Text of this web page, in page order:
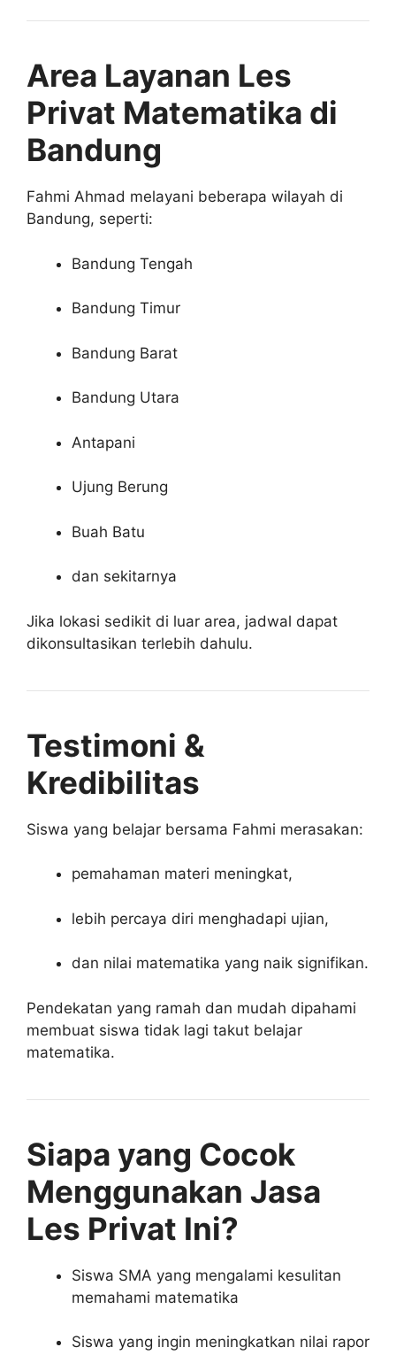
Area Layanan Les
Privat Matematika di
Bandung
Fahmi Ahmad melayani beberapa wilayah di
Bandung, seperti:
Bandung Tengah
Bandung Timur
Bandung Barat
Bandung Utara
Antapani
Ujung Berung
Buah Batu
dan sekitarnya
Jika lokasi sedikit di luar area, jadwal dapat
dikonsultasikan terlebih dahulu.
Testimoni &
Kredibilitas
Siswa yang belajar bersama Fahmi merasakan:
pemahaman materi meningkat,
lebih percaya diri menghadapi ujian,
dan nilai matematika yang naik signifikan.
Pendekatan yang ramah dan mudah dipahami
membuat siswa tidak lagi takut belajar
matematika.
Siapa yang Cocok
Menggunakan Jasa
Les Privat Ini?
Siswa SMA yang mengalami kesulitan
memahami matematika
Siswa yang ingin meningkatkan nilai rapor